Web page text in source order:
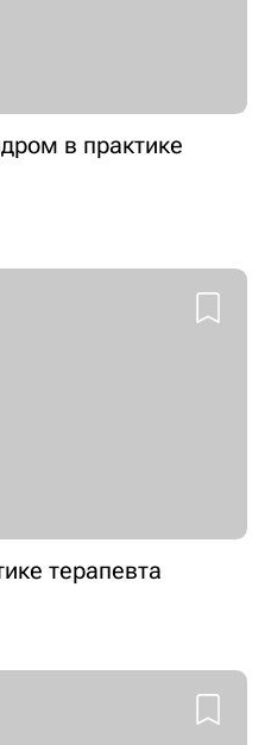
в практике
терапевта